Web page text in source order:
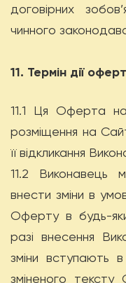
договірних
чинного
11. Термін дії
11.1 Ця Оферта
розміщення на
її відкликання
11.2 Виконавець
внести зміни в
Оферту в будь-
разі внесення
зміни вступають
зміненого